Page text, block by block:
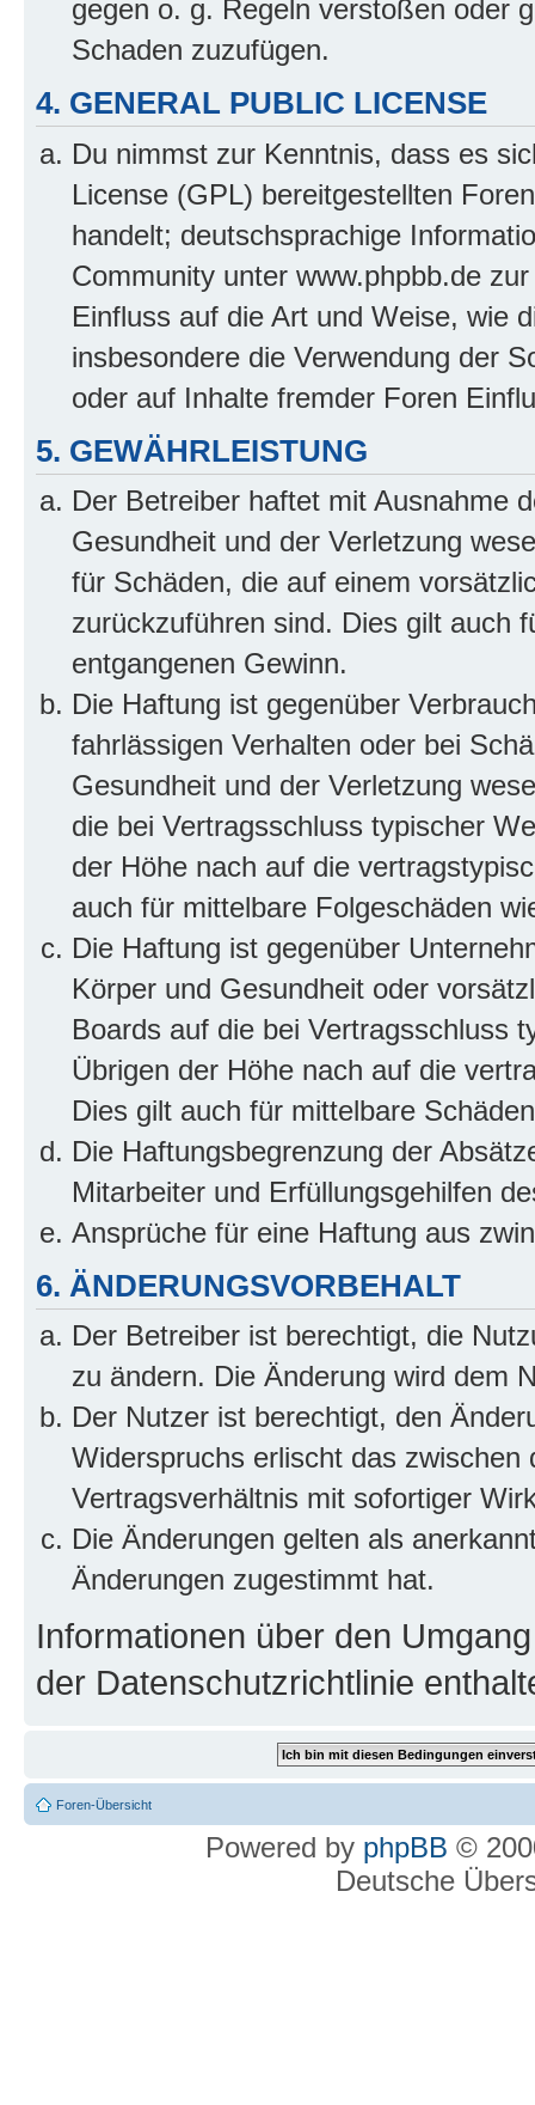
gegen o. g. Regeln verstoßen oder
Schaden zuzufügen.
4. GENERAL PUBLIC LICENSE
Du nimmst zur Kenntnis, dass es
License (GPL) bereitgestellten
handelt; deutschsprachige
Community unter www.phpbb.de
Einfluss auf die Art und Weise, wie
insbesondere die Verwendung der
oder auf Inhalte fremder Foren
5. GEWÄHRLEISTUNG
Der Betreiber haftet mit Ausnahme
Gesundheit und der Verletzung
für Schäden, die auf einem
zurückzuführen sind. Dies gilt auch
entgangenen Gewinn.
Die Haftung ist gegenüber
fahrlässigen Verhalten oder bei
Gesundheit und der Verletzung
die bei Vertragsschluss typischer
der Höhe nach auf die
auch für mittelbare Folgeschäden
Die Haftung ist gegenüber
Körper und Gesundheit oder
Boards auf die bei Vertragsschluss
Übrigen der Höhe nach auf die
Dies gilt auch für mittelbare
Die Haftungsbegrenzung der
Mitarbeiter und Erfüllungsgehilfen
Ansprüche für eine Haftung aus
6. ÄNDERUNGSVORBEHALT
Der Betreiber ist berechtigt, die
zu ändern. Die Änderung wird dem
Der Nutzer ist berechtigt, den
Widerspruchs erlischt das
Vertragsverhältnis mit sofortiger
Die Änderungen gelten als
Änderungen zugestimmt hat.
Informationen über den
der Datenschutzrichtlinie
Foren-Übersicht
Powered by phpBB ©
Deutsche